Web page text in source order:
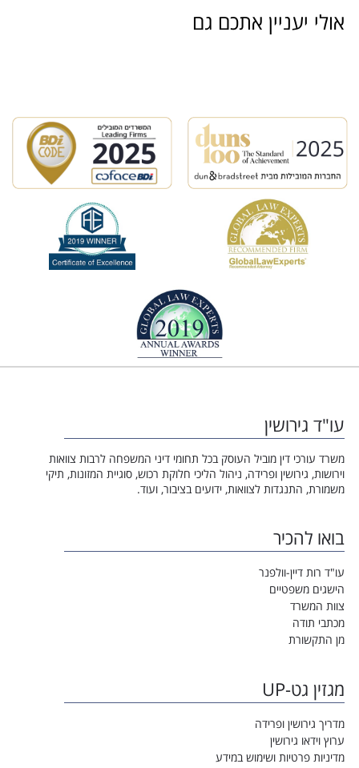
אולי יעניין אתכם גם
עו"ד גירושין
משרד עורכי דין מוביל העוסק בכל תחומי דיני המשפחה לרבות צוואות
וירושות, גירושין ופרידה, ניהול הליכי חלוקת רכוש, סוגיית המזונות, תיקי
משמורת, התנגדות לצוואות, ידועים בציבור, ועוד.
בואו להכיר
עו"ד רות דיין-וולפנר
הישגים משפטיים
צוות המשרד
מכתבי תודה
מן התקשורת
מגזין גט-UP
מדריך גירושין ופרידה
ערוץ וידאו גירושין
מדיניות פרטיות ושימוש במידע